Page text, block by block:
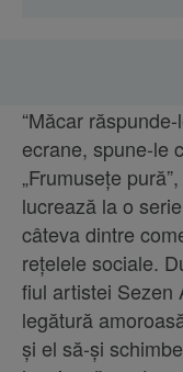
“Măcar
ecrane, spune-le
„Frumusețe
lucrează la o
câteva dintre
rețelele sociale.
fiul artistei Sezen
legătură
și el să-și